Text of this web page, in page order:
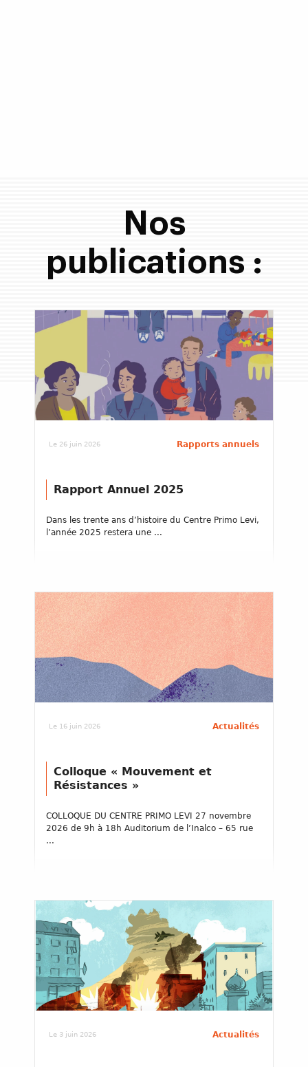
Nos
publications :
Le 26 juin 2026 Rapports annuels
Rapport Annuel 2025
Dans les trente ans d’histoire du Centre Primo Levi,
l’année 2025 restera une ...
Le 16 juin 2026 Actualités
Colloque « Mouvement et
Résistances »
COLLOQUE DU CENTRE PRIMO LEVI 27 novembre
2026 de 9h à 18h Auditorium de l’Inalco – 65 rue
...
Le 3 juin 2026 Actualités